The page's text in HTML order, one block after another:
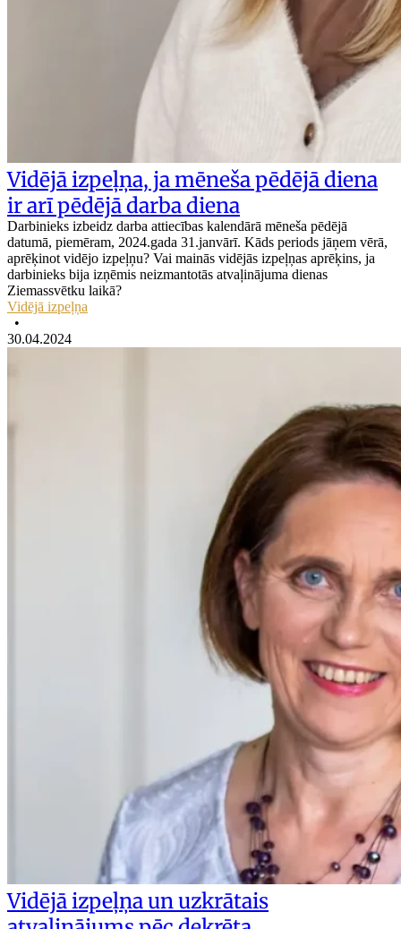
Vidējā izpeļņa, ja mēneša pēdējā diena
ir arī pēdējā darba diena
Darbinieks izbeidz darba attiecības kalendārā mēneša pēdējā
datumā, piemēram, 2024.gada 31.janvārī. Kāds periods jāņem vērā,
aprēķinot vidējo izpeļņu? Vai mainās vidējās izpeļņas aprēķins, ja
darbinieks bija izņēmis neizmantotās atvaļinājuma dienas
Ziemassvētku laikā?
Vidējā izpeļņa
•
30.04.2024
Vidējā izpeļņa un uzkrātais